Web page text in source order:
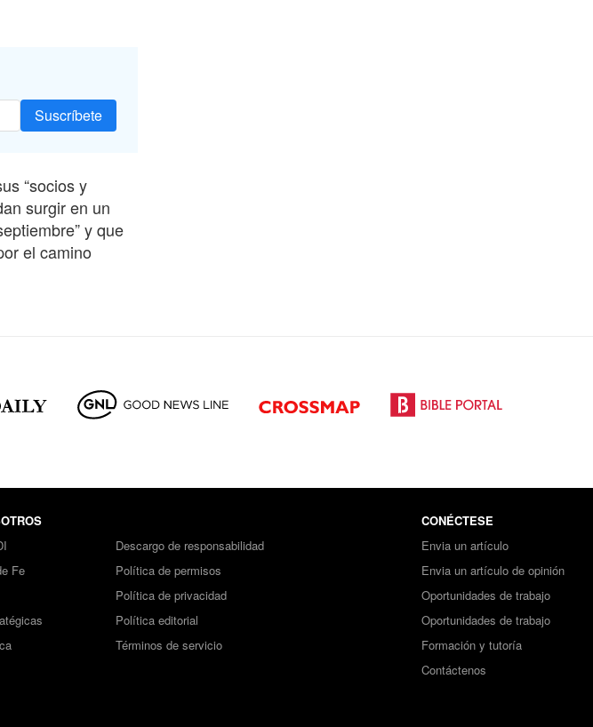
Suscríbete
“socios y
surgir en un
y que
el camino
Fe
Descargo de responsabilidad
Política de permisos
Política de privacidad
Política editorial
Términos de servicio
CONÉCTESE
Envia un artículo
Envia un artículo de opinión
Oportunidades de trabajo
Oportunidades de trabajo
Formación y tutoría
Contáctenos